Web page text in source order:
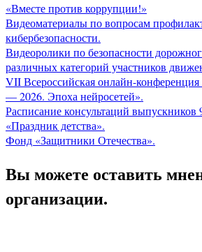
«Вместе против коррупции!»
Видеоматериалы по вопросам
кибербезопасности.
Видеоролики по безопасности
различных категорий участников
VII Всероссийская онлайн-
— 2026. Эпоха нейросетей».
Расписание консультаций выпускников
«Праздник детства».
Фонд «Защитники Отечества».
Вы можете оставить
организации.